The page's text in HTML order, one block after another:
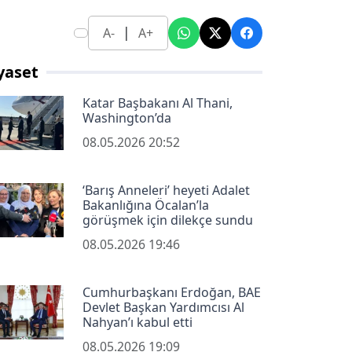
A- | A+
Katar Başbakanı Al Thani,
Washington’da
08.05.2026 20:52
‘Barış Anneleri’ heyeti Adalet
Bakanlığına Öcalan’la
görüşmek için dilekçe sundu
08.05.2026 19:46
Cumhurbaşkanı Erdoğan, BAE
Devlet Başkan Yardımcısı Al
Nahyan’ı kabul etti
08.05.2026 19:09